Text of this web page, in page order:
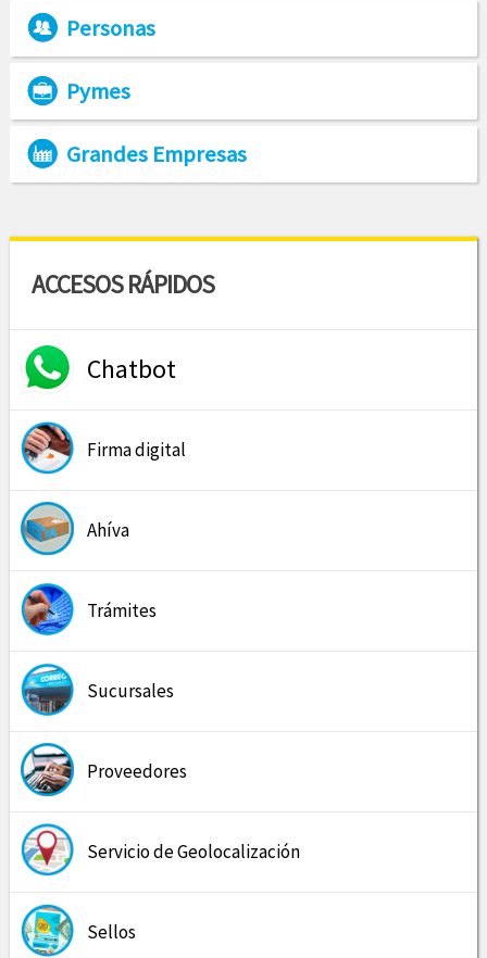
Personas
Pymes
Grandes Empresas
ACCESOS RÁPIDOS
Chatbot
Firma digital
Ahíva
Trámites
Sucursales
Proveedores
Servicio de Geolocalización
Sellos